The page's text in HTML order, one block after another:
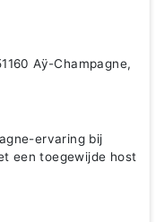
Aÿ-Champagne,
ervaring bij
een toegewijde host